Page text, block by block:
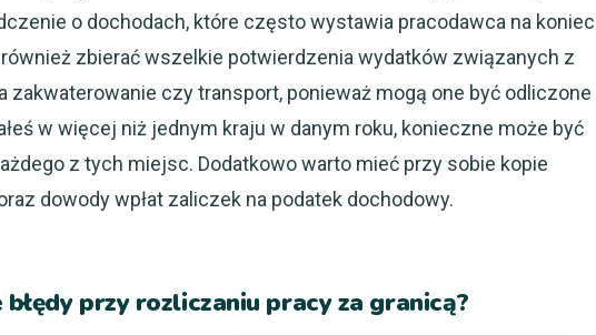
o dochodach, które często wystawia pracodawca na koniec
zbierać wszelkie potwierdzenia wydatków związanych z
zakwaterowanie czy transport, ponieważ mogą one być odliczone
w więcej niż jednym kraju w danym roku, konieczne może być
z tych miejsc. Dodatkowo warto mieć przy sobie kopie
dowody wpłat zaliczek na podatek dochodowy.
przy rozliczaniu pracy za granicą?